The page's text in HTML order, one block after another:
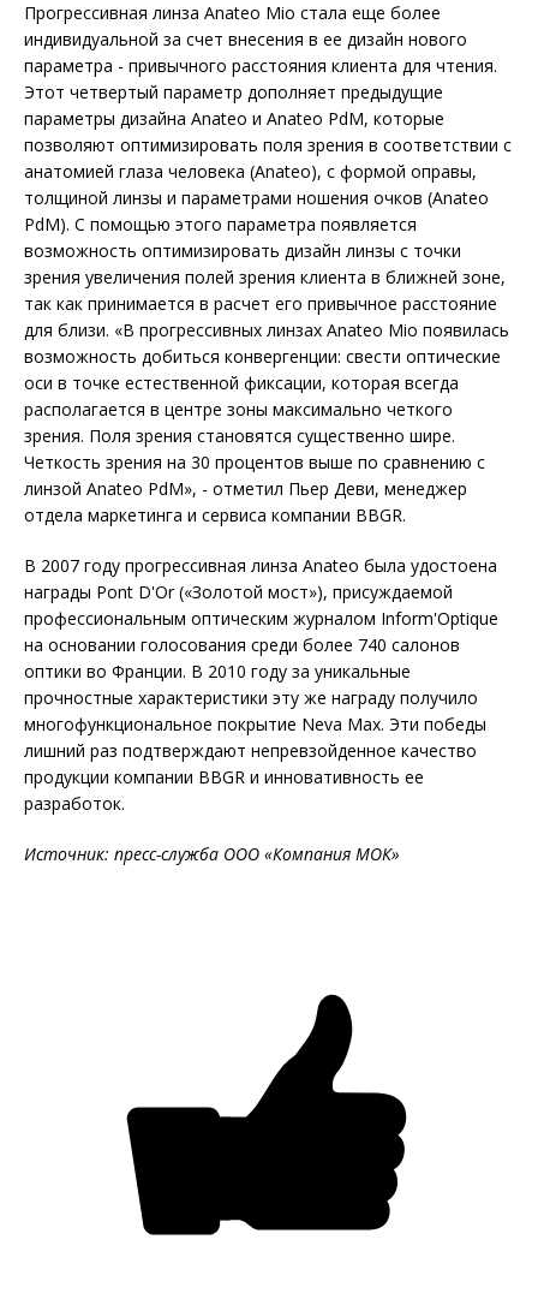
Прогрессивная линза Anateo Mio стала еще более
индивидуальной за счет внесения в ее дизайн нового
параметра - привычного расстояния клиента для чтения.
Этот четвертый параметр дополняет предыдущие
параметры дизайна Anateo и Anateo PdM, которые
позволяют оптимизировать поля зрения в соответствии с
анатомией глаза человека (Anateo), с формой оправы,
толщиной линзы и параметрами ношения очков (Anateo
PdM). С помощью этого параметра появляется
возможность оптимизировать дизайн линзы с точки
зрения увеличения полей зрения клиента в ближней зоне,
так как принимается в расчет его привычное расстояние
для близи. «В прогрессивных линзах Anateo Mio появилась
возможность добиться конвергенции: свести оптические
оси в точке естественной фиксации, которая всегда
располагается в центре зоны максимально четкого
зрения. Поля зрения становятся существенно шире.
Четкость зрения на 30 процентов выше по сравнению с
линзой Anateo PdM», - отметил Пьер Деви, менеджер
отдела маркетинга и сервиса компании BBGR.
В 2007 году прогрессивная линза Anateo была удостоена
награды Pont D'Or («Золотой мост»), присуждаемой
профессиональным оптическим журналом Inform'Optique
на основании голосования среди более 740 салонов
оптики во Франции. В 2010 году за уникальные
прочностные характеристики эту же награду получило
многофункциональное покрытие Neva Max. Эти победы
лишний раз подтверждают непревзойденное качество
продукции компании BBGR и инновативность ее
разработок.
Источник: пресс-служба ООО «Компания МОК»